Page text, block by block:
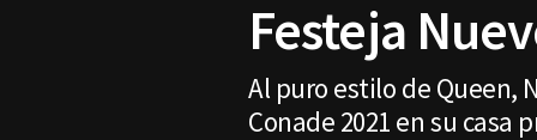
Festeja
Al puro estilo de Queen,
Conade 2021 en su casa